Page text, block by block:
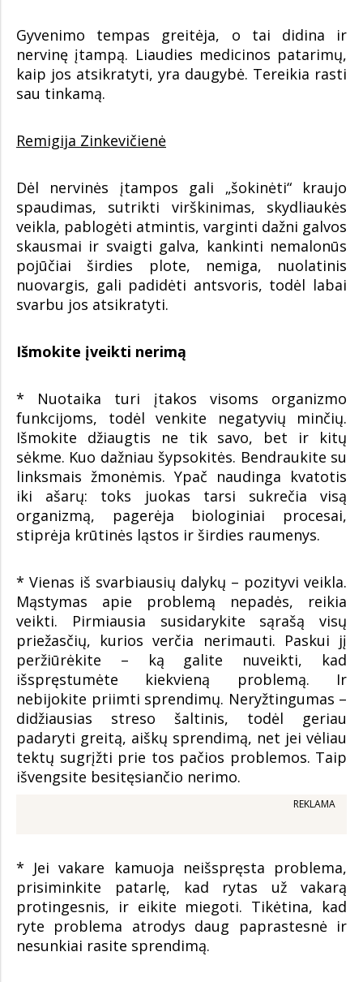
Gyvenimo tempas greitėja, o tai didina ir
nervinę įtampą. Liaudies medicinos patarimų,
kaip jos atsikratyti, yra daugybė. Tereikia rasti
sau tinkamą.
Remigija Zinkevičienė
Dėl nervinės įtampos gali „šokinėti“ kraujo
spaudimas, sutrikti virškinimas, skydliaukės
veikla, pablogėti atmintis, varginti dažni galvos
skausmai ir svaigti galva, kankinti nemalonūs
pojūčiai širdies plote, nemiga, nuolatinis
nuovargis, gali padidėti antsvoris, todėl labai
svarbu jos atsikratyti.
Išmokite įveikti nerimą
* Nuotaika turi įtakos visoms organizmo
funkcijoms, todėl venkite negatyvių minčių.
Išmokite džiaugtis ne tik savo, bet ir kitų
sėkme. Kuo dažniau šypsokitės. Bendraukite su
linksmais žmonėmis. Ypač naudinga kvatotis
iki ašarų: toks juokas tarsi sukrečia visą
organizmą, pagerėja biologiniai procesai,
stiprėja krūtinės ląstos ir širdies raumenys.
* Vienas iš svarbiausių dalykų – pozityvi veikla.
Mąstymas apie problemą nepadės, reikia
veikti. Pirmiausia susidarykite sąrašą visų
priežasčių, kurios verčia nerimauti. Paskui jį
peržiūrėkite – ką galite nuveikti, kad
išspręstumėte kiekvieną problemą. Ir
nebijokite priimti sprendimų. Neryžtingumas –
didžiausias streso šaltinis, todėl geriau
padaryti greitą, aiškų sprendimą, net jei vėliau
tektų sugrįžti prie tos pačios problemos. Taip
išvengsite besitęsiančio nerimo.
REKLAMA
* Jei vakare kamuoja neišspręsta problema,
prisiminkite patarlę, kad rytas už vakarą
protingesnis, ir eikite miegoti. Tikėtina, kad
ryte problema atrodys daug paprastesnė ir
nesunkiai rasite sprendimą.